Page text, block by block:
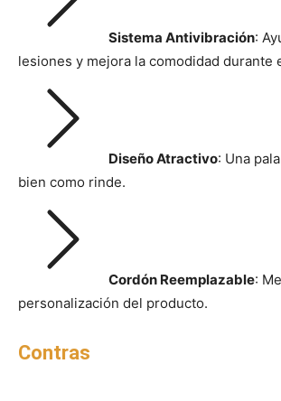
Sistema Antivibración:
lesiones y mejora la comodidad durante
Diseño Atractivo: Una
bien como rinde.
Cordón Reemplazable:
personalización del producto.
Contras